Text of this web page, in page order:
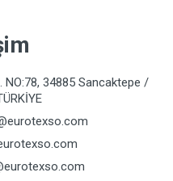
NO:78, 34885 Sancaktepe /